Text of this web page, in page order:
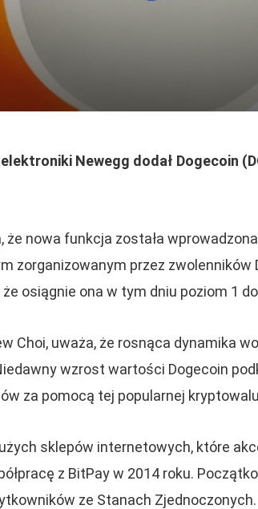
Newegg dodał Dogecoin
że ​​nowa funkcja została
zorganizowanym przez zwolenników
osiągnie ona w tym dniu poziom 1
Choi, uważa, że rosnąca dynamika
wzrost wartości Dogecoin
za pomocą tej popularnej
sklepów internetowych, które
z BitPay w 2014 roku.
ze Stanach